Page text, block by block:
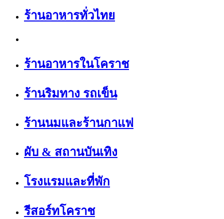
ร้านอาหารทั่วไทย
ร้านอาหารในโคราช
ร้านริมทาง รถเข็น
ร้านนมและร้านกาแฟ
ผับ & สถานบันเทิง
โรงแรมและที่พัก
รีสอร์ทโคราช